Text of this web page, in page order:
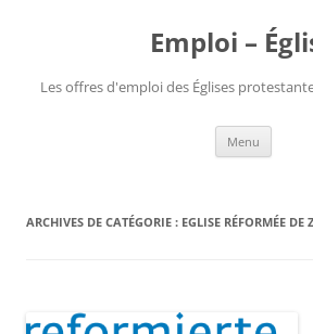
Emploi –
Les offres d'emploi des Églises
Menu
ARCHIVES DE CATÉGORIE : EGLISE RÉFORMÉE DE